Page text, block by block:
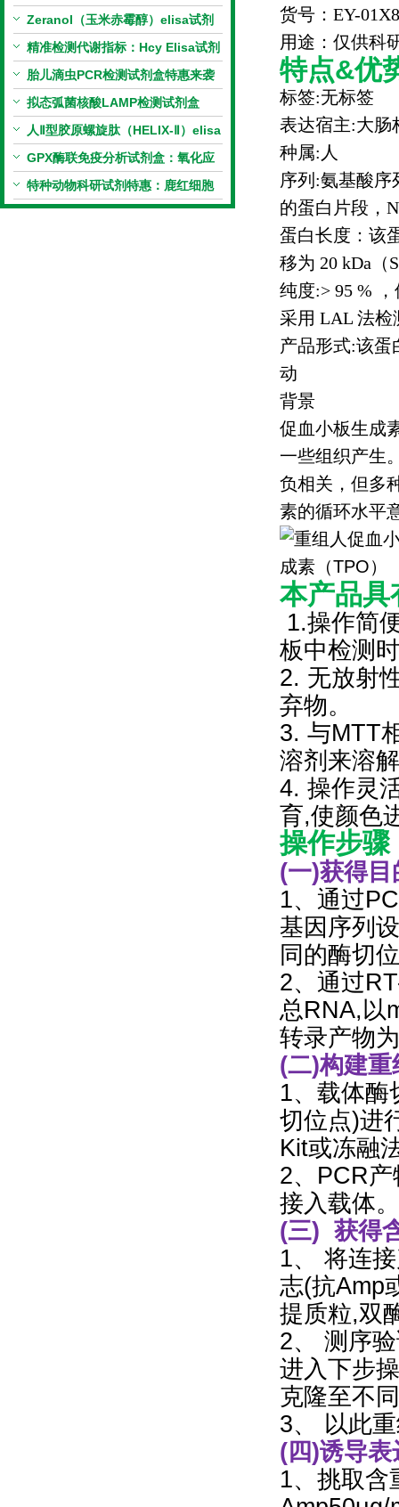
量更划算
Zeranol（玉米赤霉醇）elisa试剂
盒特惠
精准检测代谢指标：Hcy Elisa试剂
盒的科研应用与技术特点
胎儿滴虫PCR检测试剂盒特惠来袭
拟态弧菌核酸LAMP检测试剂盒
（恒温荧光法）新品上市优惠活动
人Ⅱ型胶原螺旋肽（HELIX-Ⅱ）elisa
试剂盒科研优惠活动开启
GPX酶联免疫分析试剂盒：氧化应
激研究精准检测工具
特种动物科研试剂特惠：鹿红细胞
膜蛋白(EMP)ELISA试剂盒让利活
货号： EY-
用途：仅供科
特点&优
标签:无标签
表达宿主:大肠
种属: 人
序列 :氨基酸序
的蛋白片段，
蛋白长度：该
移为 20 kDa （
纯度:> 95 %
采用 LAL 法检
产品形式:该蛋
动
背景
促血小板生成
一些组织产生
负相关，但多
素的循环水平
本产品具
1.操作简
板中检测
2. 无放射
弃物。
3. 与MTT
溶剂来溶
4. 操作灵
育,使颜色
操作步骤
(一)获得目
1、通过
基因序列
同的酶切
2、通过
总RNA,以
转录产物
(二)构建
1、载体酶
切位点)进
Kit或冻融
2、PCR
接入载体。
(三) 获得
1、 将连
志(抗Amp
提质粒,双
2、 测序
进入下步
克隆至不
3、 以此
(四)诱导表
1、挑取含